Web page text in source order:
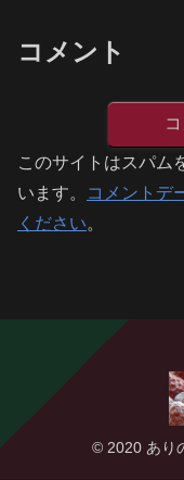
コメント
このサイトはスパム
います。
コメントデ
ください。
© 2020 あり